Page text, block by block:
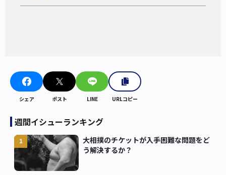
シェア ポスト LINE URLコピー
週間イシューランキング
1
大相撲のチケットが入手困難な問題をど
う解決するか？